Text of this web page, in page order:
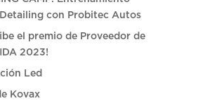
con Probitec Autos
el premio de Proveedor de
2023!
Led
Kovax